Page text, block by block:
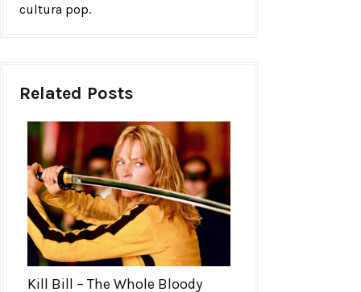
cultura pop.
Related Posts
Kill Bill – The Whole Bloody